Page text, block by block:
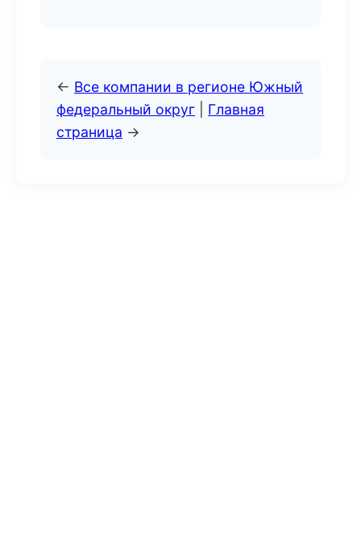
← Все компании в регионе Южный
федеральный округ
Главная
страница →